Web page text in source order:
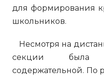
для формирования
школьников.
Несмотря на
секции была
содержательной. По